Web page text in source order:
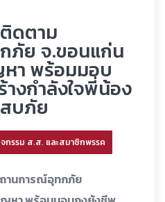
ติดตาม
ภัย จ.ขอนแก่น
า พร้อมมอบ
งกำลังใจพี่น้อง
บภัย
กรรม ส.ส. และสมาชิกพรรค
านการณ์อุทกภัย